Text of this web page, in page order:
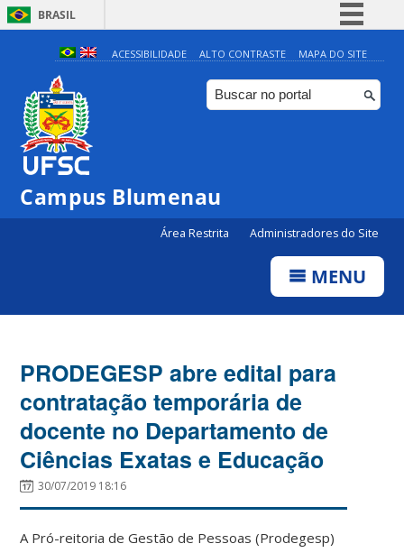
BRASIL
Simplifique!
Comunica BR
Participe
ACESSIBILIDADE ALTO CONTRASTE MAPA DO SITE
Campus Blumenau
Área Restrita Administradores do Site
MENU
PRODEGESP abre edital para
contratação temporária de
docente no Departamento de
Ciências Exatas e Educação
30/07/2019 18:16
A Pró-reitoria de Gestão de Pessoas (Prodegesp)